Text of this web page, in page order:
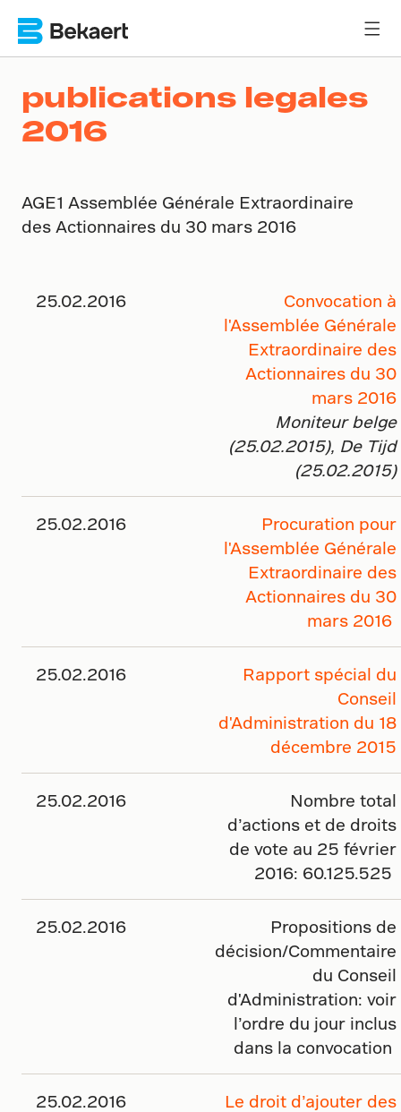
publications legales
2016
AGE1 Assemblée Générale Extraordinaire
des Actionnaires du 30 mars 2016
25.02.2016
Convocation à
l'Assemblée Générale
Extraordinaire des
Actionnaires du 30
mars 2016
Moniteur belge
(25.02.2015), De Tijd
(25.02.2015)
25.02.2016
Procuration pour
l'Assemblée Générale
Extraordinaire des
Actionnaires du 30
mars 2016
25.02.2016
Rapport spécial du
Conseil
d'Administration du 18
décembre 2015
25.02.2016
Nombre total
d’actions et de droits
de vote au 25 février
2016: 60.125.525
25.02.2016
Propositions de
décision/Commentaire
du Conseil
d'Administration: voir
l’ordre du jour inclus
dans la convocation
25.02.2016
Le droit d’ajouter des